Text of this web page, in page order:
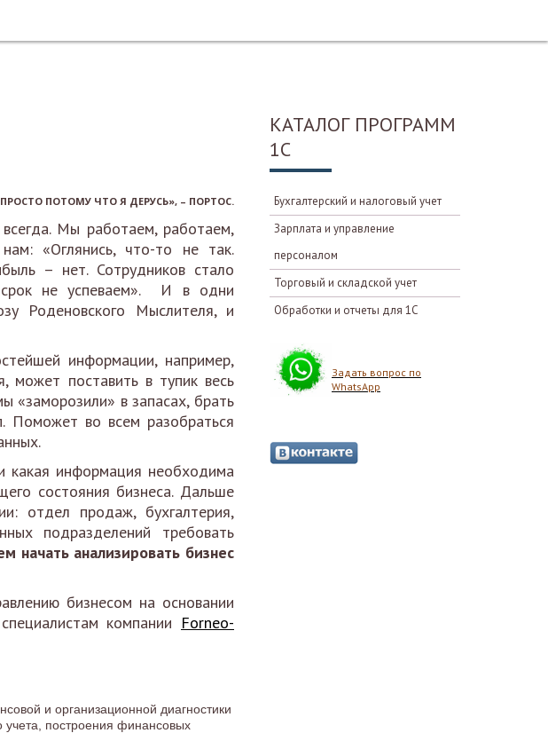
ПРОСТО ПОТОМУ ЧТО Я ДЕРУСЬ», – ПОРТОС.
Мы работаем, работаем,
«Оглянись, что-то не так.
– нет. Сотрудников стало
не успеваем». И в одни
Роденовского Мыслителя, и
информации, например,
может поставить в тупик весь
«заморозили» в запасах, брать
Поможет во всем разобраться
какая информация необходима
состояния бизнеса. Дальше
отдел продаж, бухгалтерия,
подразделений требовать
начать анализировать бизнес
бизнесом на основании
компании Forneo-
и организационной диагностики
учета, построения финансовых
КАТАЛОГ ПРОГРАММ
1С
Бухгалтерский и налоговый учет
Зарплата и управление
персоналом
Торговый и складской учет
Обработки и отчеты для 1С
Задать вопрос по
WhatsApp